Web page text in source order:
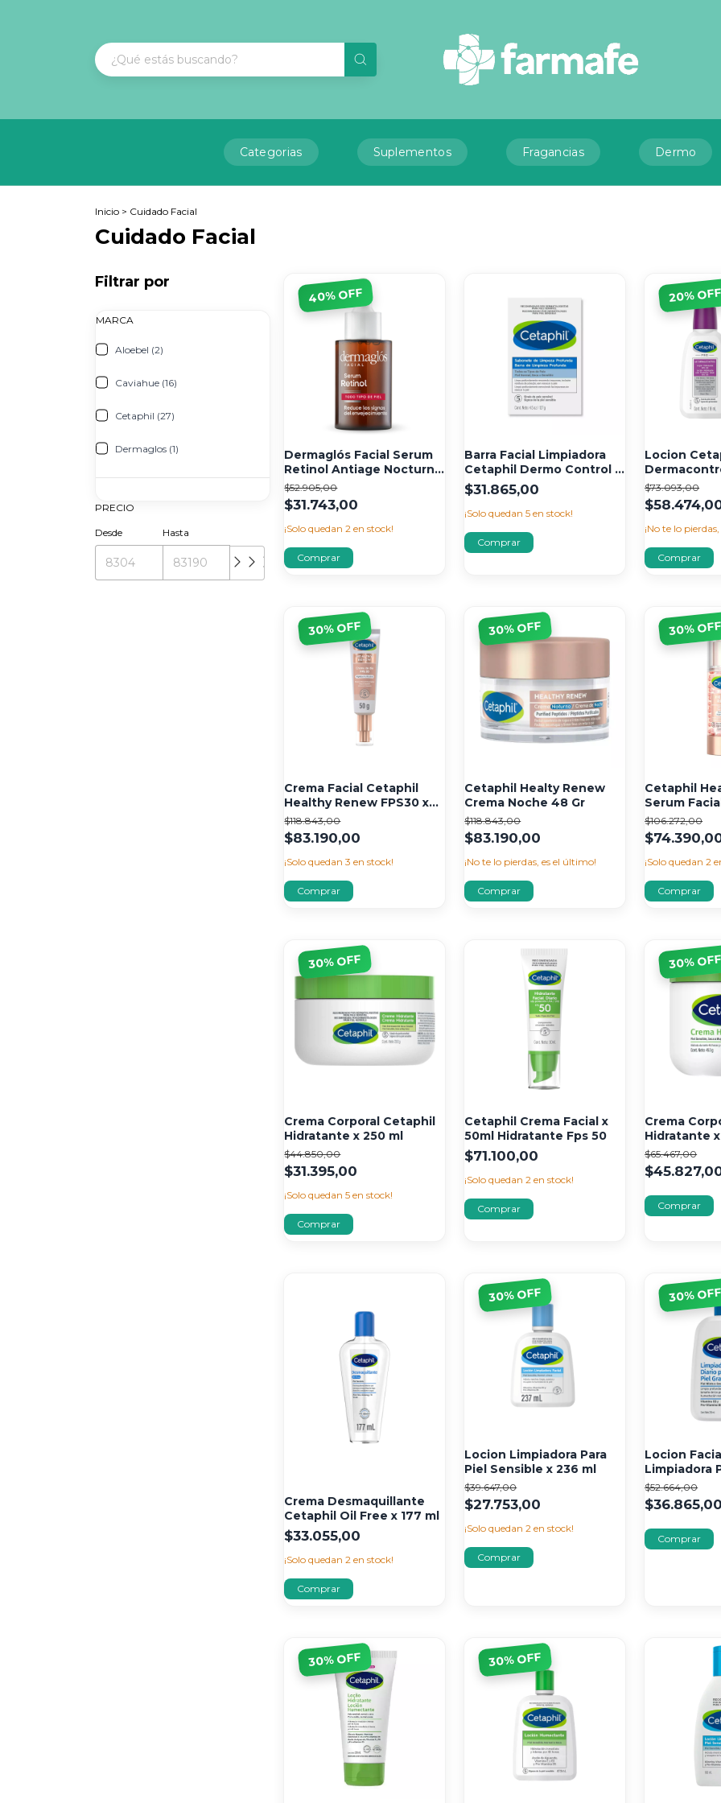
Categorias Suplementos Fragancias Dermo
Inicio > Cuidado Facial
Cuidado Facial
Filtrar por
MARCA
Aloebel (2)
Caviahue (16)
Cetaphil (27)
Dermaglos (1)
PRECIO
Desde Hasta
Dermaglós Facial Serum
Retinol Antiage Nocturno
X 25ml
$31.743,00
$52.905,00
40% OFF
¡Solo quedan2 en stock!
Barra Facial Limpiadora
Cetaphil Dermo Control x
127 gr
$31.865,00
¡Solo quedan5 en stock!
Locion
SPF30 x 118
$73.093,00
20% OFF
¡No te lo
Crema Facial Cetaphil
Healthy Renew FPS30 x
30 gr
$83.190,00
$118.843,00
30% OFF
¡Solo quedan3 en stock!
Cetaphil Healty Renew
Crema Noche 48 Gr
$83.190,00
$118.843,00
30% OFF
¡No te lo pierdas, es el último!
Cetaphil
Serum
$106.272,00
30% OFF
¡Solo quedan2
Crema Corporal Cetaphil
Hidratante x 250 ml
$31.395,00
$44.850,00
30% OFF
¡Solo quedan5 en stock!
Cetaphil Crema Facial x
50ml Hidratante Fps 50
$71.100,00
¡Solo quedan2 en stock!
Crema
Hidratante
$65.467,00
30% OFF
Crema Desmaquillante
Cetaphil Oil Free x 177 ml
$33.055,00
¡Solo quedan2 en stock!
Locion Limpiadora Para
Piel Sensible x 236 ml
$27.753,00
$39.647,00
30% OFF
¡Solo quedan2 en stock!
Locion
Limpiadora
237 ml
$36.865,00
$52.664,00
30% OFF
30% OFF 30% OFF